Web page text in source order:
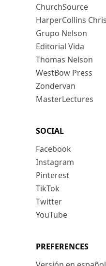
ChurchSource
HarperCollins
Grupo Nelson
Editorial Vida
Thomas Nelson
WestBow Press
Zondervan
MasterLectures
SOCIAL
Facebook
Instagram
Pinterest
TikTok
Twitter
YouTube
PREFERENCES